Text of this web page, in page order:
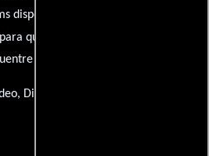
disponibles. También puedes
para que le demos prioridad y te
disponible
Disney+